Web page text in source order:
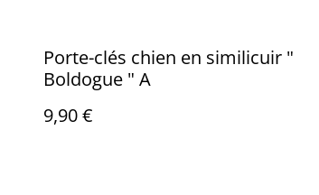
Porte-clés chien en similicuir "
Boldogue " A
9,90 €